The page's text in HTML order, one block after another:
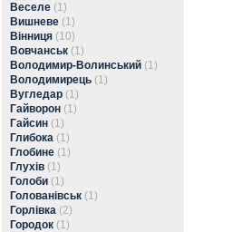
Веселе (1)
Вишневе (1)
Вінниця (10)
Вовчанськ (1)
Володимир-Волинський (1)
Володимирець (1)
Вугледар (1)
Гайворон (1)
Гайсин (1)
Глибока (1)
Глобине (1)
Глухів (1)
Голоби (1)
Голованівськ (1)
Горлівка (2)
Городок (1)